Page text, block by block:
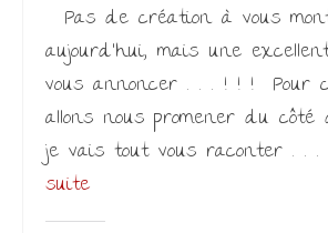
Pas de création à vous
aujourd’hui, mais une
vous annoncer . . . ! ! ! Pour
allons nous promener du côté
je vais tout vous raconter . . .
suite­­